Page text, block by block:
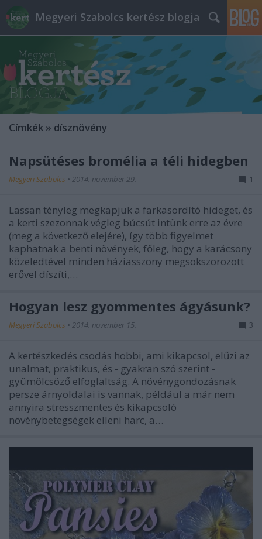
Megyeri Szabolcs kertész blogja
Címkék » dísznövény
Napsütéses bromélia a téli hidegben
Megyeri Szabolcs • 2014. november 29. 1
Lassan tényleg megkapjuk a farkasordító hideget, és
a kerti szezonnak végleg búcsút intünk erre az évre
(meg a következő elejére), így több figyelmet
kaphatnak a benti növények, főleg, hogy a karácsony
közeledtével minden háziasszony megsokszorozott
erővel díszíti,…
Hogyan lesz gyommentes ágyásunk?
Megyeri Szabolcs • 2014. november 15. 3
A kertészkedés csodás hobbi, ami kikapcsol, elűzi az
unalmat, praktikus, és - gyakran szó szerint -
gyümölcsöző elfoglaltság. A növénygondozásnak
persze árnyoldalai is vannak, például a már nem
annyira stresszmentes és kikapcsoló
növénybetegségek elleni harc, a…